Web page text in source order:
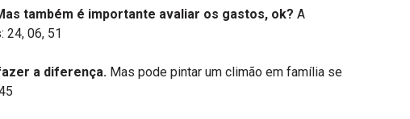
aumentar
o
também é importante avaliar os gastos, ok? A
24, 06, 51
a diferença. Mas pode pintar um climão em família se